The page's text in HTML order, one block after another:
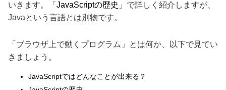
いきます。「 JavaScriptの歴史」 で詳しく紹介しますが、
Javaという言語とは別物です。
「ブラウザ上で動くプログラム」とは何か、以下で見てい
きましょう。
JavaScriptではどんなことが出来る？